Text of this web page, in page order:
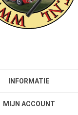
INFORMATIE
MIJN ACCOUNT